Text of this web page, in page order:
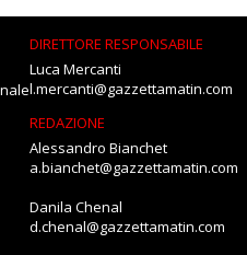
DIRETTORE RESPONSABILE
Luca Mercanti
l.mercanti@gazzettamatin.com
REDAZIONE
Alessandro Bianchet
a.bianchet@gazzettamatin.com
Danila Chenal
d.chenal@gazzettamatin.com